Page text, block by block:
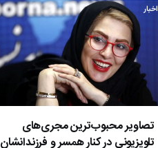
اخبار
تصاویر محبوب‌ترین مجری‌های
تلویزیونی در کنار همسر و فرزندانشان